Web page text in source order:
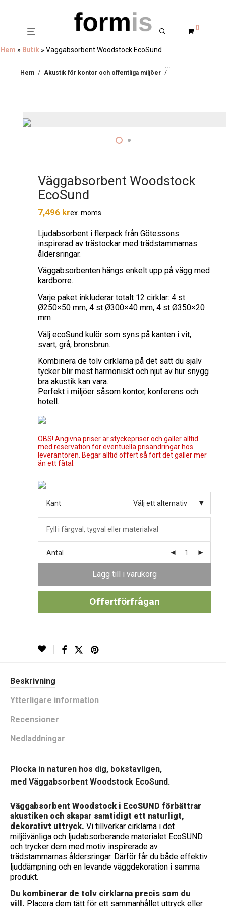
0
Hem » Butik » Väggabsorbent Woodstock EcoSund
Hem / Akustik för kontor och offentliga miljöer /
Väggabsorbent Woodstock
EcoSund
7,496 krex. moms
Ljudabsorbent i flerpack från Götessons
inspirerad av trästockar med trädstammarnas
åldersringar.
Väggabsorbenten hängs enkelt upp på vägg med
kardborre.
Varje paket inkluderar totalt 12 cirklar: 4 st
Ø250×50 mm, 4 st Ø300×40 mm, 4 st Ø350×20
mm
Välj ecoSund kulör som syns på kanten i vit,
svart, grå, bronsbrun.
Kombinera de tolv cirklarna på det sätt du själv
tycker blir mest harmoniskt och njut av hur snygg
bra akustik kan vara.
Perfekt i miljöer såsom kontor, konferens och
hotell.
OBS! Angivna priser är styckepriser och gäller alltid
med reservation för eventuella prisändringar hos
leverantören. Begär alltid offert så fort det gäller mer
än ett fåtal.
Kant Välj ett alternativ
Antal
Lägg till i varukorg
Offertförfrågan
Beskrivning
Ytterligare information
Recensioner
Nedladdningar
Plocka in naturen hos dig, bokstavligen,
med Väggabsorbent Woodstock EcoSund.
Väggabsorbent Woodstock i EcoSUND förbättrar
akustiken och skapar samtidigt ett naturligt,
dekorativt uttryck. Vi tillverkar cirklarna i det
miljövänliga och ljudabsorberande materialet EcoSUND
och trycker dem med motiv inspirerade av
trädstammarnas åldersringar. Därför får du både effektiv
ljuddämpning och en levande väggdekoration i samma
produkt.
Du kombinerar de tolv cirklarna precis som du
vill. Placera dem tätt för ett sammanhållet uttryck eller